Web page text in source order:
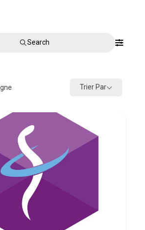
Search
Trier Par